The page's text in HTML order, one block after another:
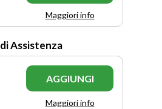
Maggiori info
Assistenza
AGGIUNGI
Maggiori info